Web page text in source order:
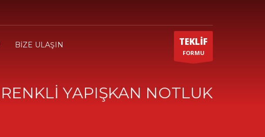
BİZE ULAŞIN TEKLİF
FORMU
RENKLİ YAPIŞKAN NOTLUK